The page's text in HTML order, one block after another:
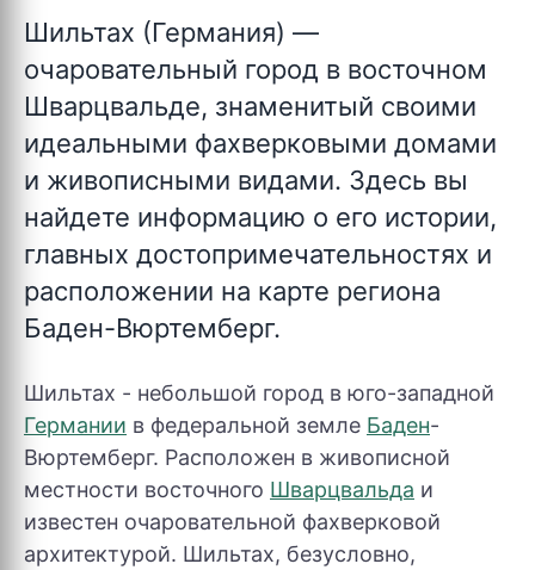
Шильтах (Германия) —
очаровательный город в восточном
Шварцвальде, знаменитый своими
идеальными фахверковыми домами
и живописными видами. Здесь вы
найдете информацию о его истории,
главных достопримечательностях и
расположении на карте региона
Баден-Вюртемберг.
Шильтах - небольшой город в юго-западной
Германии в федеральной земле Баден-
Вюртемберг. Расположен в живописной
местности восточного Шварцвальда и
известен очаровательной фахверковой
архитектурой. Шильтах, безусловно,